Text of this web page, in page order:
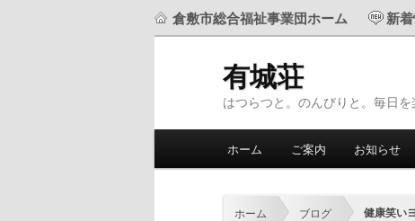
倉敷市総合福祉事業団ホーム 新
有城荘
はつらつと。のんびりと。毎日を
メ
サ
ホーム ご案内 お知らせ
ホーム ブログ 健康笑い